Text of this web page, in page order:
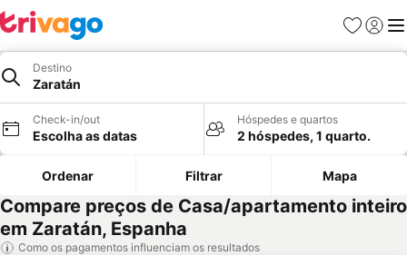
Favoritos
Iniciar
Destino
Zaratán
Check-in/out
Escolha as datas
Hóspedes e quartos
2 hóspedes, 1 quarto.
Ordenar Filtrar Mapa
Compare preços de Casa/apartamento inteiro
em Zaratán, Espanha
Como os pagamentos influenciam os resultados